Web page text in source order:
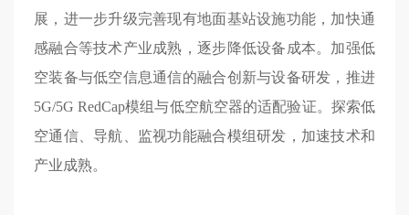
展，进一步升级完善现有地面基站设施功能，加快通
感融合等技术产业成熟，逐步降低设备成本。加强低
空装备与低空信息通信的融合创新与设备研发，推进
5G/5G RedCap模组与低空航空器的适配验证。探索低
空通信、导航、监视功能融合模组研发，加速技术和
产业成熟。